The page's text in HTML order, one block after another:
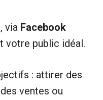
via Facebook
votre public idéal.
: attirer des
ventes ou